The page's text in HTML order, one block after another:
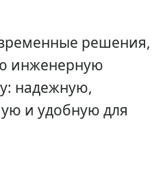
решения,
инженерную
надежную,
и удобную для